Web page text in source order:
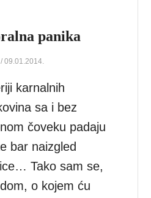
panika
/ 09.01.2014.
karnalnih
sa i bez
čoveku padaju
bar naizgled
Tako sam se,
o kojem ću